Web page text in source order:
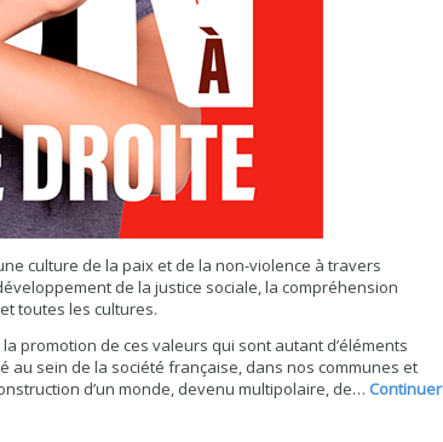
culture de la paix et de la non-violence à travers
de la justice sociale, la compréhension
toutes les cultures.
promotion de ces valeurs qui sont autant d’éléments
sein de la société française, dans nos communes et
d’un monde, devenu multipolaire, de… Continuer